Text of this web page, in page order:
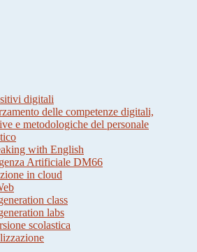
digitali
delle competenze digitali,
e metodologiche del personale
with English
Artificiale DM66
in cloud
class
labs
scolastica